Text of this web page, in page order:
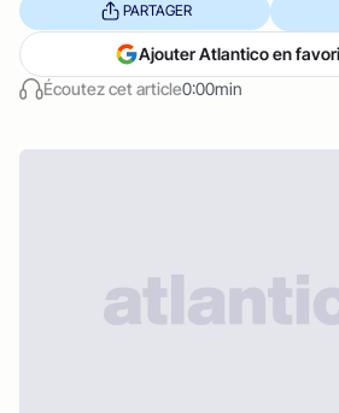
Écoutez cet article0:00min
PARTAGER
Ajouter Atlantico en